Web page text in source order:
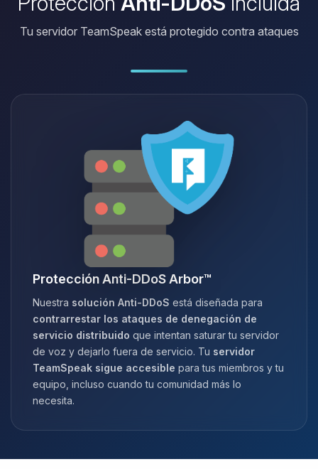
Tu servidor TeamSpeak está protegido contra ataques
Protección Anti-DDoS Arbor™
Nuestra solución Anti-DDoS está diseñada para
contrarrestar los ataques de denegación de
servicio distribuido que intentan saturar tu servidor
de voz y dejarlo fuera de servicio. Tu servidor
TeamSpeak sigue accesible para tus miembros y tu
equipo, incluso cuando tu comunidad más lo
necesita.